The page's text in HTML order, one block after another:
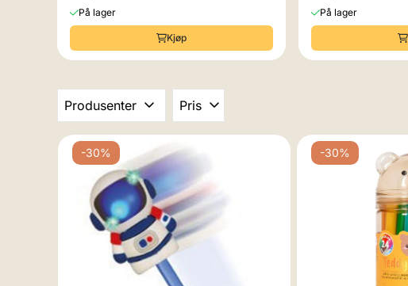
På lager
Kjøp
På lager
Produsenter Pris
-30% -30%